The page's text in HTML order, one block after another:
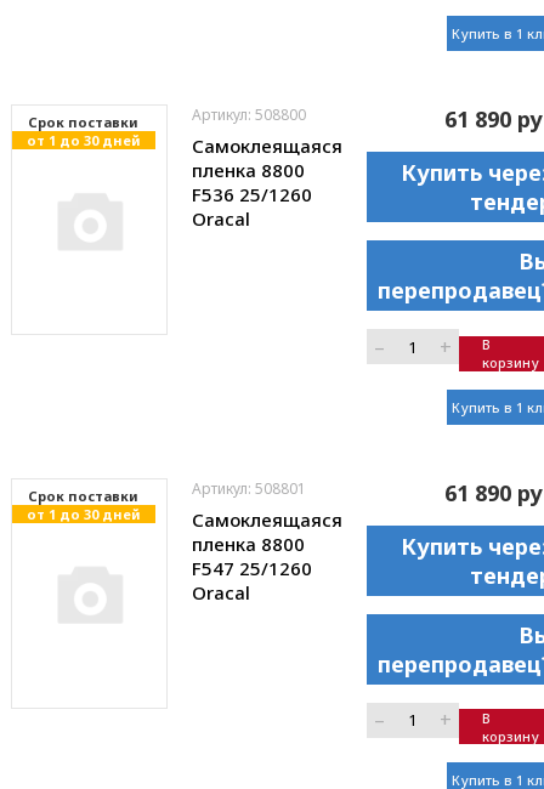
Купить в 1
Cрок поставки
от 1 до 30 дней
Артикул: 508800
Самоклеящаяся
пленка 8800
F536 25/1260
Oracal
61 890
Купить
– +
В
корзину
Купить в 1
Cрок поставки
от 1 до 30 дней
Артикул: 508801
Самоклеящаяся
пленка 8800
F547 25/1260
Oracal
61 890
Купить
– +
В
корзину
Купить в 1